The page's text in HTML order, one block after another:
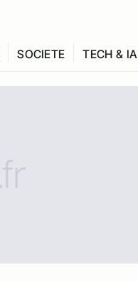
SOCIETE TECH & IA